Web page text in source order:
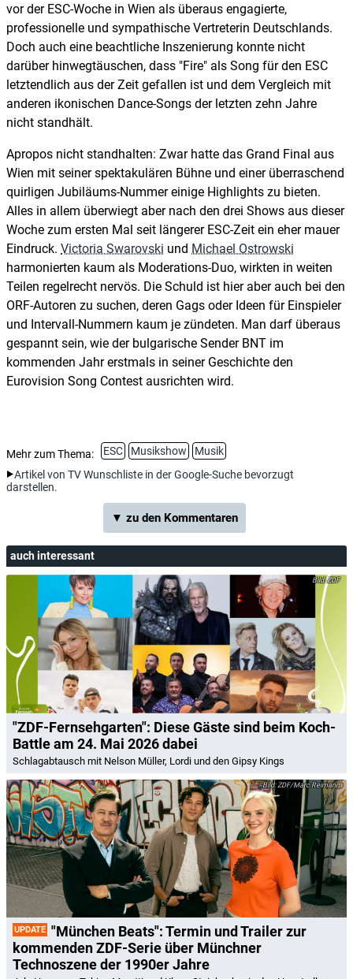
vor der ESC-Woche in Wien als überaus engagierte,
professionelle und sympathische Vertreterin Deutschlands.
Doch auch eine beachtliche Inszenierung konnte nicht
darüber hinwegtäuschen, dass "Fire" als Song für den ESC
letztendlich aus der Zeit gefallen ist und dem Vergleich mit
anderen ikonischen Dance-Songs der letzten zehn Jahre
nicht standhält.
Apropos nicht standhalten: Zwar hatte das Grand Final aus
Wien mit seiner spektakulären Bühne und einer überraschend
quirligen Jubiläums-Nummer einige Highlights zu bieten.
Alles in allem überwiegt aber nach den drei Shows aus dieser
Woche zum ersten Mal seit längerer ESC-Zeit ein eher mauer
Eindruck. Victoria Swarovski und Michael Ostrowski
harmonierten kaum als Moderations-Duo, wirkten in weiten
Teilen regelrecht nervös. Die Schuld ist hier aber auch bei den
ORF-Autoren zu suchen, deren Gags oder Ideen für Einspieler
und Intervall-Nummern kaum je zündeten. Man darf überaus
gespannt sein, wie der bulgarische Sender BNT im
kommenden Jahr erstmals in seiner Geschichte den
Eurovision Song Contest ausrichten wird.
Mehr zum Thema: ESC Musikshow
Musik
Artikel von TV Wunschliste in der Google-Suche bevorzugt
darstellen.
▼ zu den Kommentaren
auch interessant
ZDF
"ZDF-Fernsehgarten": Diese Gäste sind beim Koch-
Battle am 24. Mai 2026 dabei
Schlagabtausch mit Nelson Müller, Lordi und den Gipsy Kings
ZDF/Marc Reimann
UPDATE "München Beats": Termin und Trailer zur
kommenden ZDF-Serie über Münchner
Technoszene der 1990er Jahre